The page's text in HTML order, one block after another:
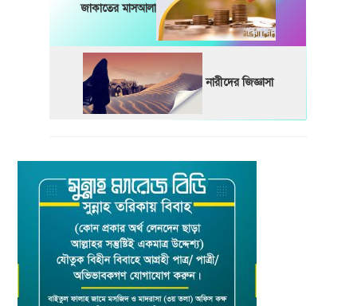
জাকাতের মাসআলা
নারীদের জিজ্ঞাসা